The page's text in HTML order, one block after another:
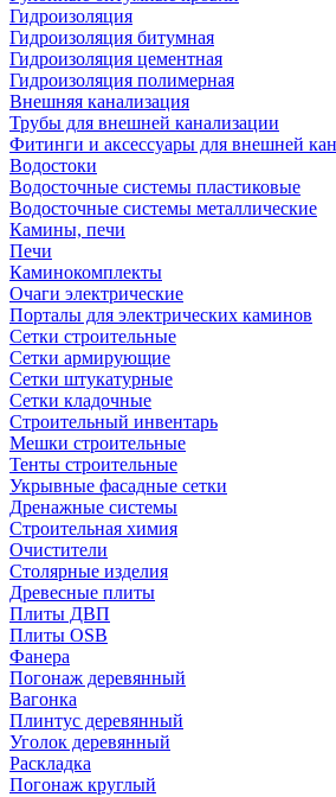
Гидроизоляция
Гидроизоляция битумная
Гидроизоляция цементная
Гидроизоляция полимерная
Внешняя канализация
Трубы для внешней канализации
Фитинги и аксессуары для внешней
Водостоки
Водосточные системы пластиковые
Водосточные системы металлические
Камины, печи
Печи
Каминокомплекты
Очаги электрические
Порталы для электрических каминов
Сетки строительные
Сетки армирующие
Сетки штукатурные
Сетки кладочные
Строительный инвентарь
Мешки строительные
Тенты строительные
Укрывные фасадные сетки
Дренажные системы
Строительная химия
Очистители
Столярные изделия
Древесные плиты
Плиты ДВП
Плиты OSB
Фанера
Погонаж деревянный
Вагонка
Плинтус деревянный
Уголок деревянный
Раскладка
Погонаж круглый